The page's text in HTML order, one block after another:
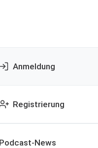
Anmeldung
Registrierung
Podcast-News